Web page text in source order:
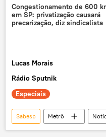
Sindicato dos Metroviários de
trens
Tarcísio de Freitas
Companhia Paulista de Trens
Congestionamento de 600
em SP: privatização causará
precarização, diz sindicalista
Lucas Morais
Rádio Sputnik
Especiais
Sabesp Metrô
greve
São Paulo